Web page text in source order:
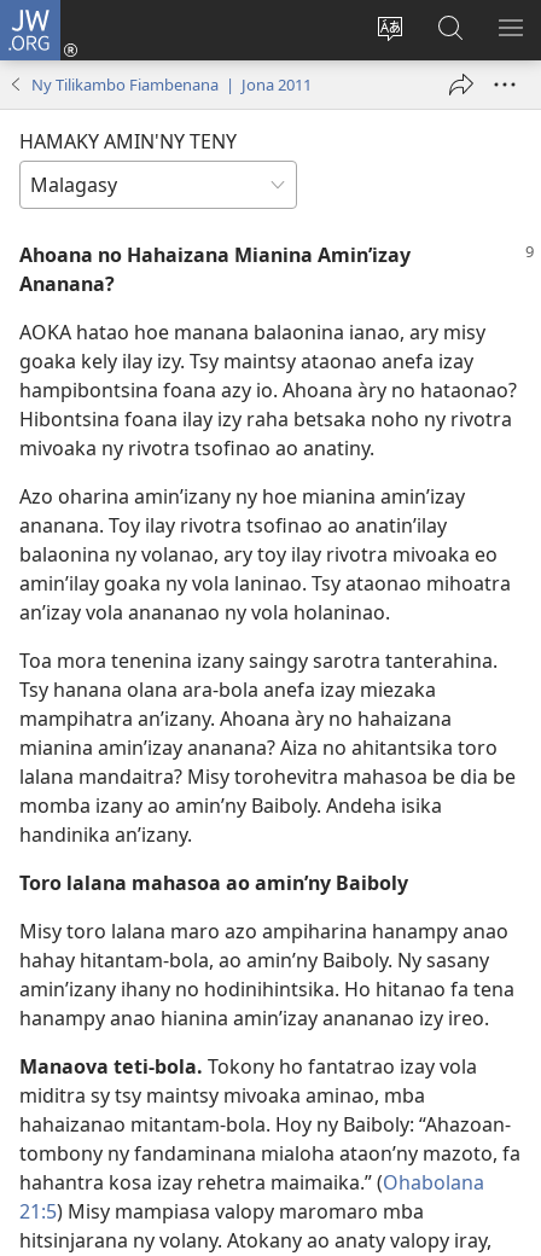
JW.ORG
Hiova
Hiditra
(manokatra
ato
Amin’ny
Ny Tilikambo Fiambenana | Jona 2011
HAMAKY AMIN'NY TENY
Ahoana no Hahaizana Mianina Amin’izay
Ananana?
AOKA hatao hoe manana balaonina ianao, ary misy
goaka kely ilay izy. Tsy maintsy ataonao anefa izay
hampibontsina foana azy io. Ahoana àry no hataonao?
Hibontsina foana ilay izy raha betsaka noho ny rivotra
mivoaka ny rivotra tsofinao ao anatiny.
Azo oharina amin’izany ny hoe mianina amin’izay
ananana. Toy ilay rivotra tsofinao ao anatin’ilay
balaonina ny volanao, ary toy ilay rivotra mivoaka eo
amin’ilay goaka ny vola laninao. Tsy ataonao mihoatra
an’izay vola anananao ny vola holaninao.
Toa mora tenenina izany saingy sarotra tanterahina.
Tsy hanana olana ara-bola anefa izay miezaka
mampihatra an’izany. Ahoana àry no hahaizana
mianina amin’izay ananana? Aiza no ahitantsika toro
lalana mandaitra? Misy torohevitra mahasoa be dia be
momba izany ao amin’ny Baiboly. Andeha isika
handinika an’izany.
Toro lalana mahasoa ao amin’ny Baiboly
Misy toro lalana maro azo ampiharina hanampy anao
hahay hitantam-bola, ao amin’ny Baiboly. Ny sasany
amin’izany ihany no hodinihintsika. Ho hitanao fa tena
hanampy anao hianina amin’izay anananao izy ireo.
Manaova teti-bola. Tokony ho fantatrao izay vola
miditra sy tsy maintsy mivoaka aminao, mba
hahaizanao mitantam-bola. Hoy ny Baiboly: “Ahazoan-
tombony ny fandaminana mialoha ataon’ny mazoto, fa
hahantra kosa izay rehetra maimaika.” (Ohabolana
21:5) Misy mampiasa valopy maromaro mba
hitsinjarana ny volany. Atokany ao anaty valopy iray,